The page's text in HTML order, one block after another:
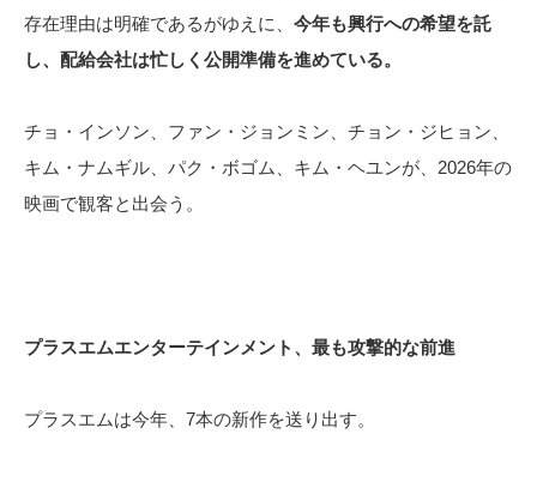
存在理由は明確であるがゆえに、 今年も興行への希望を託
し、配給会社は忙しく公開準備を進めている。
チョ・インソン、ファン・ジョンミン、チョン・ジヒョン、
キム・ナムギル、パク・ボゴム、キム・ヘユンが、2026年の
映画で観客と出会う。
プラスエムエンターテインメント、最も攻撃的な前進
プラスエムは今年、7本の新作を送り出す。